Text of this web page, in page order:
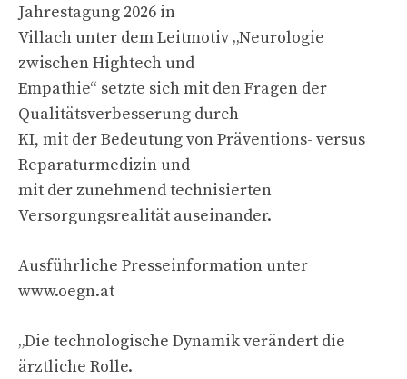
Jahrestagung 2026 in
Villach unter dem Leitmotiv „Neurologie
zwischen Hightech und
Empathie“ setzte sich mit den Fragen der
Qualitätsverbesserung durch
KI, mit der Bedeutung von Präventions- versus
Reparaturmedizin und
mit der zunehmend technisierten
Versorgungsrealität auseinander.
Ausführliche Presseinformation unter
www.oegn.at
„Die technologische Dynamik verändert die
ärztliche Rolle.